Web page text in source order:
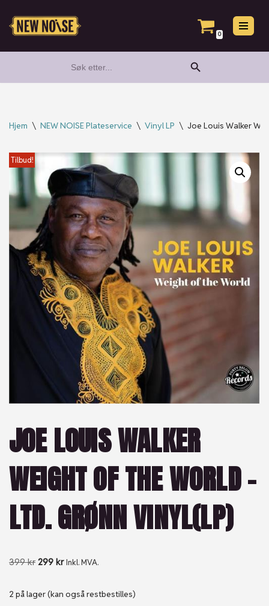
Hopp
0
for:
Search Button
Hjem \ NEW NOISE Plateservice \ Vinyl LP \ Joe Louis Walker
Tilbud!
JOE LOUIS WALKER
WEIGHT OF THE WORLD –
LTD. GRØNN VINYL(LP)
399kr 299 kr Inkl. MVA.
2 på lager (kan også restbestilles)